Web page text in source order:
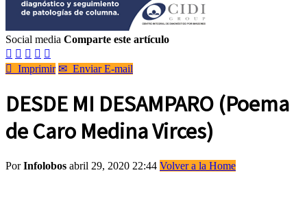
Social media Comparte este artículo
    
 Imprimir ✉ Enviar E-mail
DESDE MI DESAMPARO (Poema
de Caro Medina Virces)
PorInfolobos abril 29, 2020 22:44 Volver a la Home